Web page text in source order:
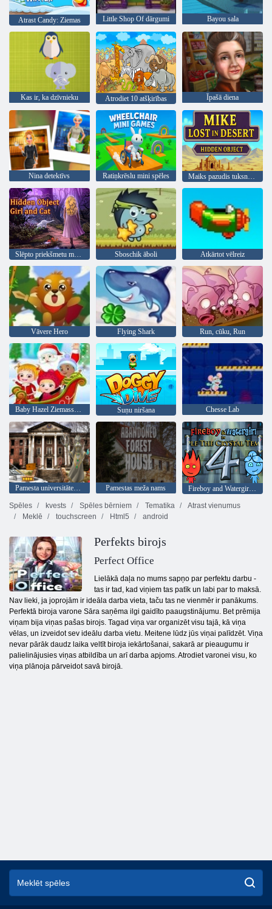
Atrast Candy: Ziemas Little Shop Of dārgumi Bayou sala
Kas ir, ka dzīvnieku Atrodiet 10 atšķirības Īpašā diena
Nina detektīvs Ratiņkrēslu mini spēles Maiks pazudis tuksnesī, slēptais objekts
Slēpto priekšmetu meitene un kaķis Sboschik āboli Atkārtot vēlreiz
Vāvere Hero Flying Shark Run, cūku, Run
Baby Hazel Ziemassvētku pārsteigums Suņu niršana Chesse Lab
Pamestas meža nams
Fireboy and Watergirl 4: Kristāla templis
Spēles
kvests Spēles bērniem Tematika
Atrast vienumus
Meklē
touchscreen Html5 android
Perfekts birojs
Perfect Office
Lielākā daļa no mums sapņo par perfektu darbu -
tas ir tad, kad viņiem tas patīk un labi par to maksā.
Nav lieki, ja joprojām ir ideāla darba vieta, taču tas ne vienmēr ir panākums.
Perfektā biroja varone Sāra saņēma ilgi gaidīto paaugstinājumu. Bet prēmija
viņam bija viņas pašas birojs. Tagad viņa var organizēt visu tajā, kā viņa
vēlas, un izveidot sev ideālu darba vietu. Meitene lūdz jūs viņai palīdzēt. Viņa
nevar pārāk daudz laika veltīt biroja iekārtošanai, sakarā ar pieaugumu ir
palielinājusies viņas atbildība un arī darba apjoms. Atrodiet varonei visu, ko
viņa plānoja pārveidot savā birojā.